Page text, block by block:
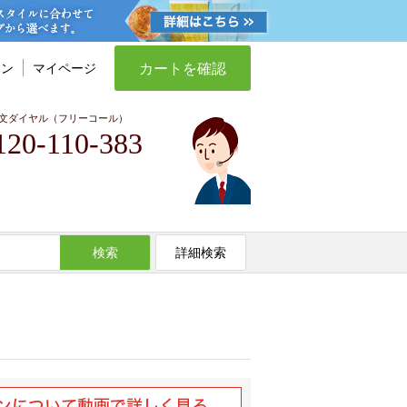
マイページ カートを確認
ダイヤル（フリーコール）
110-383
検索 詳細検索